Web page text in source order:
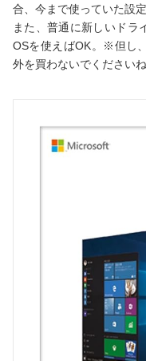
合、今まで使っていた設
また、普通に新しいドラ
OSを使えばOK。※但し
外を買わないでくださいね